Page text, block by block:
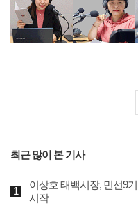
최근 많이 본 기사
이상호 태백시장, 민선9
시작